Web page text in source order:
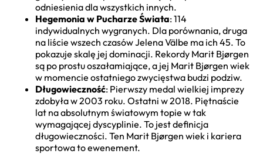
odniesienia dla wszystkich innych.
Hegemonia w Pucharze Świata: 114
indywidualnych wygranych. Dla porównania, druga
na liście wszech czasów Jelena Välbe ma ich 45. To
pokazuje skalę jej dominacji. Rekordy Marit Bjørgen
są po prostu oszałamiające, a jej Marit Bjørgen wiek
w momencie ostatniego zwycięstwa budzi podziw.
Długowieczność: Pierwszy medal wielkiej imprezy
zdobyła w 2003 roku. Ostatni w 2018. Piętnaście
lat na absolutnym światowym topie w tak
wymagającej dyscyplinie. To jest definicja
długowieczności. Ten Marit Bjørgen wiek i kariera
sportowa to ewenement.